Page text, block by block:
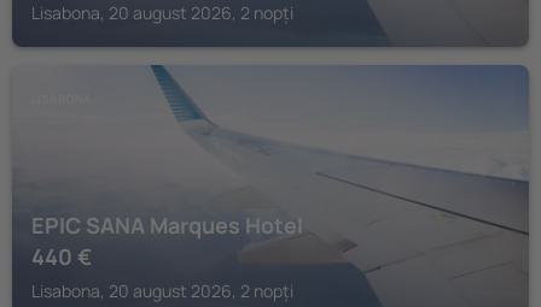
Lisabona, 20 august 2026, 2 nopți
EPIC SANA Marques Hotel
440 €
Lisabona, 20 august 2026, 2 nopți